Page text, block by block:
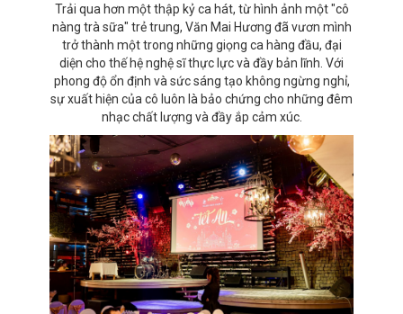
Trải qua hơn một thập kỷ ca hát, từ hình ảnh một "cô
nàng trà sữa" trẻ trung, Văn Mai Hương đã vươn mình
trở thành một trong những giọng ca hàng đầu, đại
diện cho thế hệ nghệ sĩ thực lực và đầy bản lĩnh. Với
phong độ ổn định và sức sáng tạo không ngừng nghỉ,
sự xuất hiện của cô luôn là bảo chứng cho những đêm
nhạc chất lượng và đầy ắp cảm xúc.